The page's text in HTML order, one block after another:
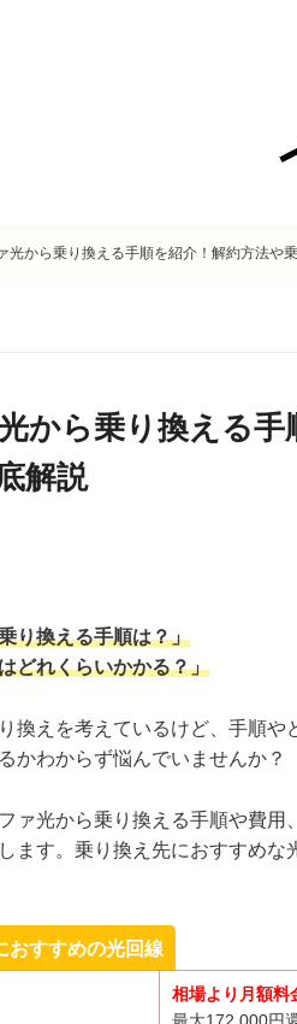
光から乗り換える手順を紹介！解約方法や
から乗り換える
解説
り換える手順は？」
どれくらいかかる？」
換えを考えているけど、手順や
かわからず悩んでいませんか？
ァ光から乗り換える手順や費用
ます。乗り換え先におすすめ
おすすめの光回線
相場より月額料